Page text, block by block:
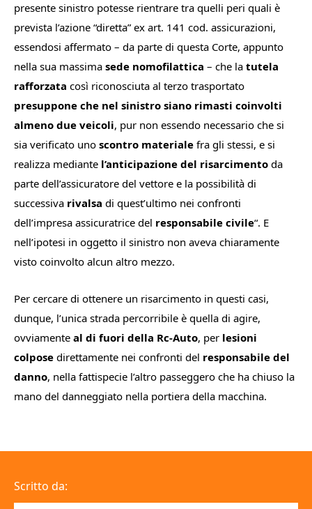
presente sinistro potesse rientrare tra quelli peri quali è
prevista l’azione “diretta” ex art. 141 cod. assicurazioni,
essendosi affermato – da parte di questa Corte, appunto
nella sua massima sede nomofilattica – che la tutela
rafforzata così riconosciuta al terzo trasportato
presuppone che nel sinistro siano rimasti coinvolti
almeno due veicoli, pur non essendo necessario che si
sia verificato uno scontro materiale fra gli stessi, e si
realizza mediante l’anticipazione del risarcimento da
parte dell’assicuratore del vettore e la possibilità di
successiva rivalsa di quest’ultimo nei confronti
dell’impresa assicuratrice del responsabile civile“. E
nell’ipotesi in oggetto il sinistro non aveva chiaramente
visto coinvolto alcun altro mezzo.
Per cercare di ottenere un risarcimento in questi casi,
dunque, l’unica strada percorribile è quella di agire,
ovviamente al di fuori della Rc-Auto, per lesioni
colpose direttamente nei confronti del responsabile del
danno, nella fattispecie l’altro passeggero che ha chiuso la
mano del danneggiato nella portiera della macchina.
Scritto da: